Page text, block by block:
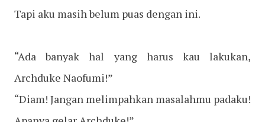
Tapi aku masih belum puas dengan ini.
“Ada banyak hal yang harus kau lakukan,
Archduke Naofumi!”
“Diam! Jangan melimpahkan masalahmu padaku!